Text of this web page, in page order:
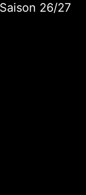
26/27